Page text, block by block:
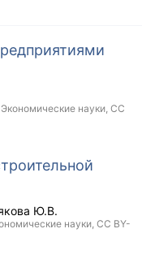
Экономические науки,CC
Ю.В.
науки, CC BY-